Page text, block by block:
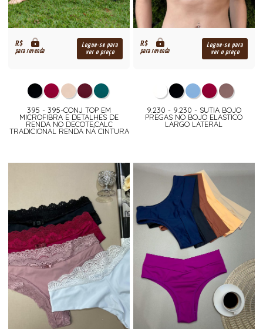
R$
para revenda
Logue-se para
ver o preço
395 - 395-CONJ TOP EM
MICROFIBRA E DETALHES DE
RENDA NO DECOTE,CALC
TRADICIONAL RENDA NA CINTURA
R$
para revenda
Logue-se para
ver o preço
9.230 - 9.230 - SUTIA BOJO
PREGAS NO BOJO ELASTICO
LARGO LATERAL